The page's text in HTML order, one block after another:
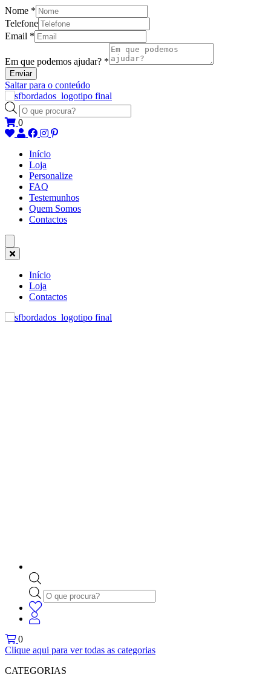
Nome *
Telefone
Email *
Em que podemos ajudar? *
Enviar
Saltar para o conteúdo
Products
search
0
Início
Loja
Personalize
FAQ
Testemunhos
Quem Somos
Contactos
Início
Loja
Contactos
Products
search
0
Clique aqui para ver todas as categorias
CATEGORIAS